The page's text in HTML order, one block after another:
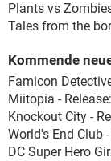
Plants vs
Tales from the
Kommende
Famicon
Miitopia -
Knockout City -
World's End Club
DC Super Hero